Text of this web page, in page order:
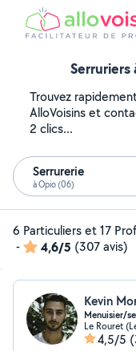
Trouvez
AlloVoisins et
2 clics...
Serrurerie
à Opio (06)
6 Particuliers et 17
-
4,6/5 (307 avis)
Kevin
Menuisier/
Le Rouret
4,5/5